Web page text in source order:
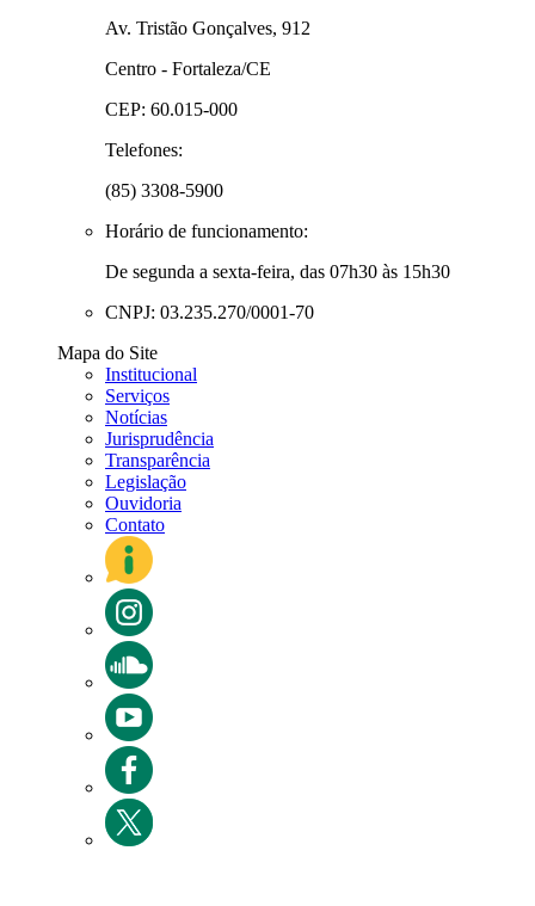
Av. Tristão Gonçalves, 912
Centro - Fortaleza/CE
CEP: 60.015-000
Telefones:
(85) 3308-5900
Horário de funcionamento:
De segunda a sexta-feira, das 07h30 às 15h30
CNPJ: 03.235.270/0001-70
Mapa do Site
Institucional
Serviços
Notícias
Jurisprudência
Transparência
Legislação
Ouvidoria
Contato